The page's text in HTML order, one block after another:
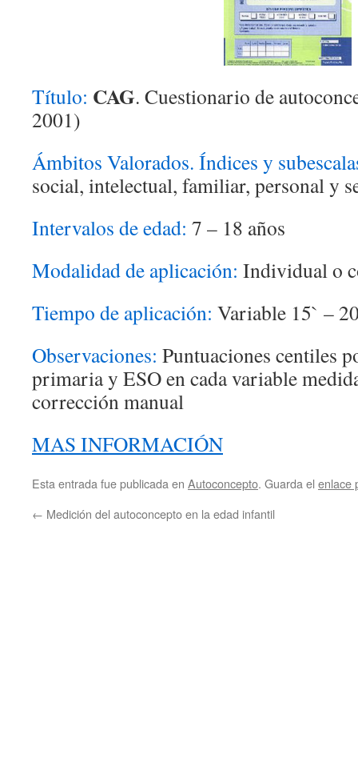
Título: CAG. Cuestionario de
2001)
Ámbitos Valorados. Índices y
social, intelectual, familiar, personal y
Intervalos de edad: 7 – 18 años
Modalidad de aplicación: Individual o
Tiempo de aplicación: Variable 15` –
Observaciones: Puntuaciones centiles
primaria y ESO en cada variable
corrección manual
MAS INFORMACIÓN
Esta entrada fue publicada en Autoconcepto. Guarda el enlace
← Medición del autoconcepto en la edad infantil